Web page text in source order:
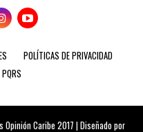
POLÍTICAS DE PRIVACIDAD
PQRS
Caribe 2017 | Diseñado por